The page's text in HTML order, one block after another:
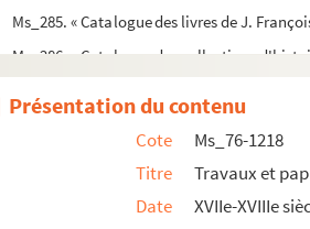
Ms_285. « Catalogue des livres de J.
Ms_286. « Catalogue des collections
Présentation du contenu
Cote
Ms_76-1218
Titre
Travaux et
Date
XVIIe-XVIIIe